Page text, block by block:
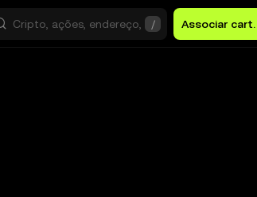
/ Associar cart.